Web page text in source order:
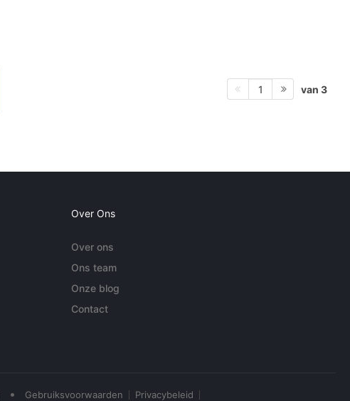
1 van 3
Over Ons
Over ons
Ons team
Onze blog
Contact
• Gebruiksvoorwaarden Privacybeleid